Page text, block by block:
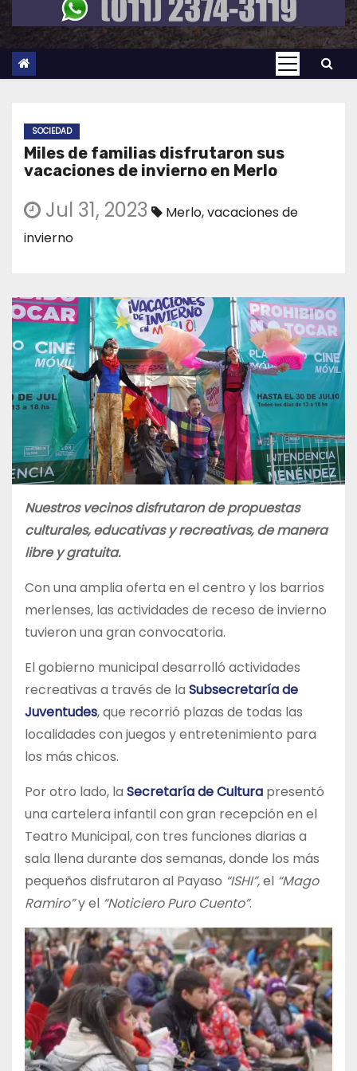
SOCIEDAD
Miles de familias disfrutaron sus
vacaciones de invierno en Merlo
Jul 31, 2023 Merlo,vacaciones de
invierno
Nuestros vecinos disfrutaron de propuestas
culturales, educativas y recreativas, de manera
libre y gratuita.
Con una amplia oferta en el centro y los barrios
merlenses, las actividades de receso de invierno
tuvieron una gran convocatoria.
El gobierno municipal desarrolló actividades
recreativas a través de la Subsecretaría de
Juventudes, que recorrió plazas de todas las
localidades con juegos y entretenimiento para
los más chicos.
Por otro lado, la Secretaría de Cultura presentó
una cartelera infantil con gran recepción en el
Teatro Municipal, con tres funciones diarias a
sala llena durante dos semanas, donde los más
pequeños disfrutaron al Payaso “ISHI”,el “Mago
Ramiro”y el “Noticiero Puro Cuento”.